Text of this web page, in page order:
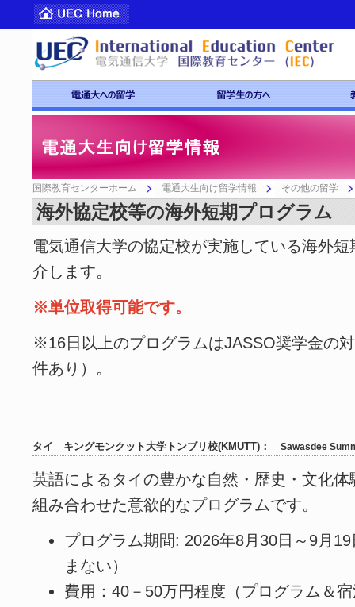
国際教育センターホーム 電通大生向け留学情報 その他の留学
海外協定校等の海外短期プログラム
電気通信大学の協定校が実施している海外
介します。
※単位取得可能です。
※16日以上のプログラムはJASSO奨学金の
件あり）。
タイ キングモンクット大学トンブリ校(KMUTT)： Sawasdee
英語によるタイの豊かな自然・歴史・文化
組み合わせた意欲的なプログラムです。
プログラム期間: 2026年8月30日～9月
まない）
費用：40－50万円程度（プログラム＆